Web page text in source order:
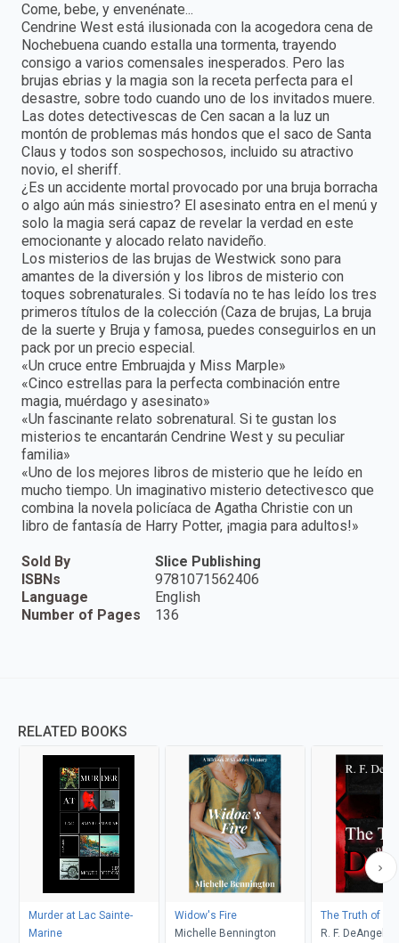
Come, bebe, y envenénate...
Cendrine West está ilusionada con la acogedora cena de
Nochebuena cuando estalla una tormenta, trayendo
consigo a varios comensales inesperados. Pero las
brujas ebrias y la magia son la receta perfecta para el
desastre, sobre todo cuando uno de los invitados muere.
Las dotes detectivescas de Cen sacan a la luz un
montón de problemas más hondos que el saco de Santa
Claus y todos son sospechosos, incluido su atractivo
novio, el sheriff.
¿Es un accidente mortal provocado por una bruja borracha
o algo aún más siniestro? El asesinato entra en el menú y
solo la magia será capaz de revelar la verdad en este
emocionante y alocado relato navideño.
Los misterios de las brujas de Westwick sono para
amantes de la diversión y los libros de misterio con
toques sobrenaturales. Si todavía no te has leído los tres
primeros títulos de la colección (Caza de brujas, La bruja
de la suerte y Bruja y famosa, puedes conseguirlos en un
pack por un precio especial.
«Un cruce entre Embruajda y Miss Marple»
«Cinco estrellas para la perfecta combinación entre
magia, muérdago y asesinato»
«Un fascinante relato sobrenatural. Si te gustan los
misterios te encantarán Cendrine West y su peculiar
familia»
«Uno de los mejores libros de misterio que he leído en
mucho tiempo. Un imaginativo misterio detectivesco que
combina la novela policíaca de Agatha Christie con un
libro de fantasía de Harry Potter, ¡magia para adultos!»
Sold By
Slice Publishing
ISBNs
9781071562406
Language
English
Number of Pages
136
RELATED BOOKS
Murder at Lac Sainte-
Marine
Widow's Fire
Michelle Bennington
The Truth of
R. F. DeAngelis